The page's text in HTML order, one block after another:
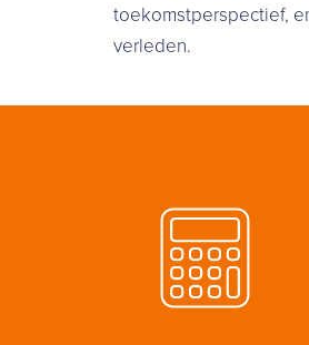
toekomstperspectief,
verleden.